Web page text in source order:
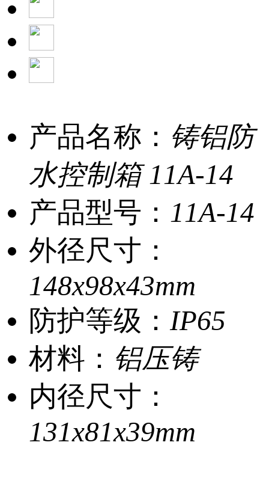
产品名称： 铸铝防
水控制箱 11A-14
产品型号： 11A-14
外径尺寸：
148x98x43mm
防护等级： IP65
材料： 铝压铸
内径尺寸：
131x81x39mm